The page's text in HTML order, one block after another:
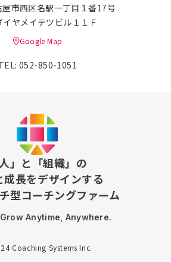
市西区名駅一丁目１番17号
イヤメイテツビル１１Ｆ
Google Map
052-850-1051
人」と「組織」の
成長をデザインする
型コーチングファーム
Anytime, Anywhere.
Coaching Systems Inc.